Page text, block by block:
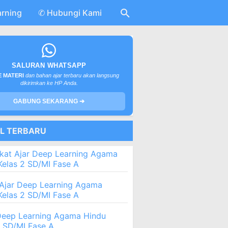
✆ Hubungi Kami
SALURAN WHATSAPP
MATERI dan bahan ajar terbaru akan langsung
dikirimkan ke HP Anda.
GABUNG SEKARANG ➔
TERBARU
Ajar Deep Learning Agama
2 SD/MI Fase A
Deep Learning Agama
2 SD/MI Fase A
Learning Agama Hindu
SD/MI Fase A